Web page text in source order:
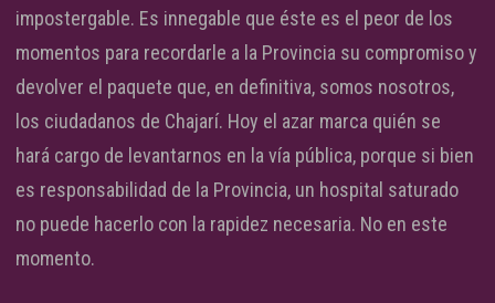
impostergable. Es innegable que éste es el peor de los
momentos para recordarle a la Provincia su compromiso y
devolver el paquete que, en definitiva, somos nosotros,
los ciudadanos de Chajarí. Hoy el azar marca quién se
hará cargo de levantarnos en la vía pública, porque si bien
es responsabilidad de la Provincia, un hospital saturado
no puede hacerlo con la rapidez necesaria. No en este
momento.